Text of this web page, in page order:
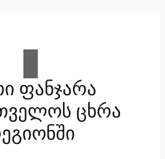
ფანჯარა
ცხრა